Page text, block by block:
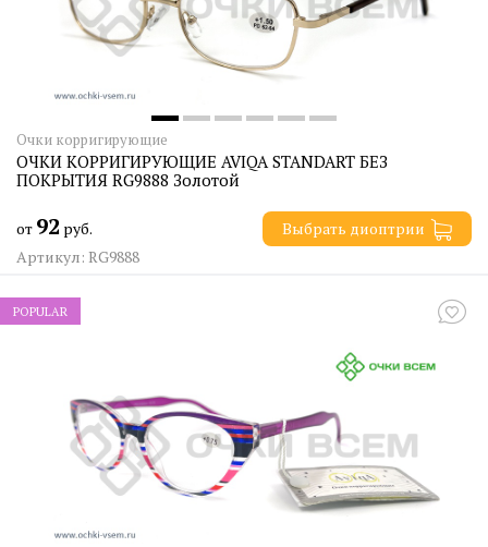
Очки корригирующие
ОЧКИ КОРРИГИРУЮЩИЕ AVIQA STANDART БЕЗ
ПОКРЫТИЯ RG9888 Золотой
от 92 руб.
Выбрать диоптрии
Артикул: RG9888
POPULAR